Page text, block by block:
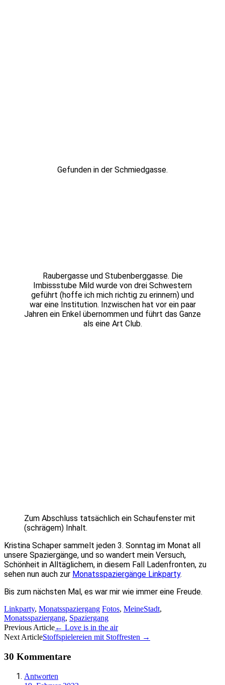
Gefunden in der Schmiedgasse.
Raubergasse und Stubenberggasse. Die
Imbissstube Mild wurde von drei Schwestern
geführt (hoffe ich mich richtig zu erinnern) und
war eine Institution. Inzwischen hat vor ein paar
Jahren ein Enkel übernommen und führt das Ganze
als eine Art Club.
Zum Abschluss tatsächlich ein Schaufenster mit
(schrägem) Inhalt.
Kristina Schaper sammelt jeden 3. Sonntag im Monat all
unsere Spaziergänge, und so wandert mein Versuch,
Schönheit in Alltäglichem, in diesem Fall Ladenfronten, zu
sehen nun auch zur Monatsspaziergänge Linkparty.
Bis zum nächsten Mal, es war mir wie immer eine Freude.
Linkparty, Monatsspaziergang Fotos, MeineStadt,
Monatsspaziergang, Spaziergang
Artikel-
Navigation
Previous Article← Love is in the air
Next ArticleStoffspielereien mit Stoffresten →
30 Kommentare
Antworten